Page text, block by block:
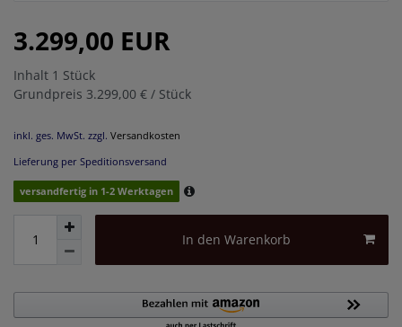
3.299,00 EUR
Inhalt 1 Stück
Grundpreis 3.299,00 € / Stück
inkl. ges. MwSt. zzgl. Versandkosten
Lieferung per Speditionsversand
versandfertig in 1-2 Werktagen
In den Warenkorb